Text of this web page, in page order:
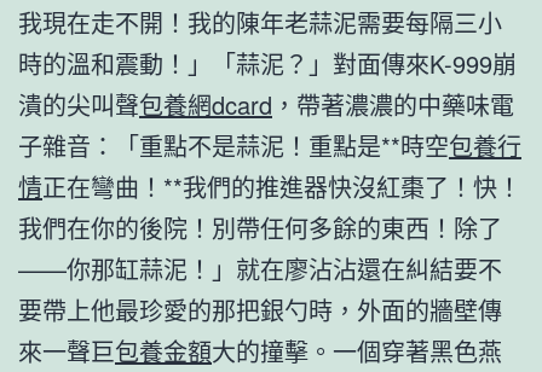
我現在走不開！我的陳年老蒜泥需要每隔三小
時的溫和震動！」「蒜泥？」對面傳來K-999崩
潰的尖叫聲包養網dcard ，帶著濃濃的中藥味電
子雜音：「重點不是蒜泥！重點是**時空包養行
情正在彎曲！**我們的推進器快沒紅棗了！快！
我們在你的後院！別帶任何多餘的東西！除了
——你那缸蒜泥！」就在廖沾沾還在糾結要不
要帶上他最珍愛的那把銀勺時，外面的牆壁傳
來一聲巨包養金額大的撞擊。一個穿著黑色燕